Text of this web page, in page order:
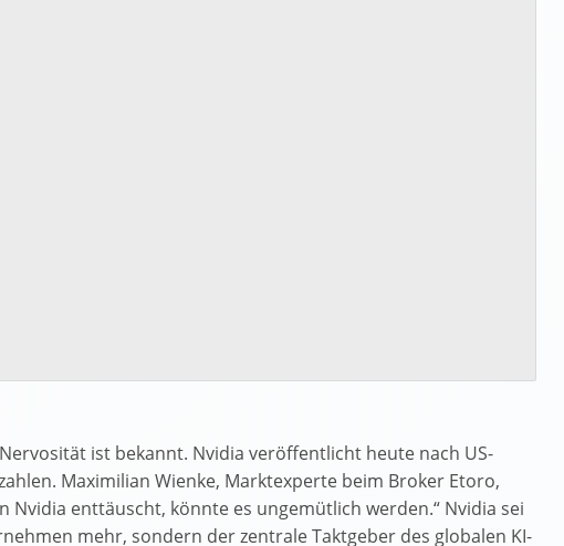
ist bekannt. Nvidia veröffentlicht heute nach US-
Maximilian Wienke, Marktexperte beim Broker Etoro,
Nvidia enttäuscht, könnte es ungemütlich werden.“ Nvidia sei
mehr, sondern der zentrale Taktgeber des globalen KI-